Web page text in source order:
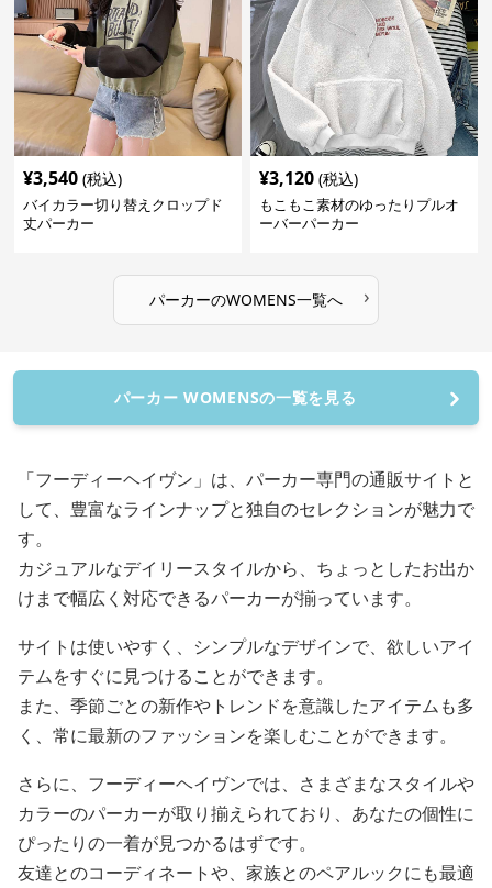
¥3,540 (税込)
バイカラー切り替えクロップド
丈パーカー
¥3,120 (税込)
もこもこ素材のゆったりプルオ
ーバーパーカー
パーカーのWOMENS一覧へ ›
パーカー WOMENSの一覧を見る
「フーディーヘイヴン」は、パーカー専門の通販サイトと
して、豊富なラインナップと独自のセレクションが魅力で
す。
カジュアルなデイリースタイルから、ちょっとしたお出か
けまで幅広く対応できるパーカーが揃っています。
サイトは使いやすく、シンプルなデザインで、欲しいアイ
テムをすぐに見つけることができます。
また、季節ごとの新作やトレンドを意識したアイテムも多
く、常に最新のファッションを楽しむことができます。
さらに、フーディーヘイヴンでは、さまざまなスタイルや
カラーのパーカーが取り揃えられており、あなたの個性に
ぴったりの一着が見つかるはずです。
友達とのコーディネートや、家族とのペアルックにも最適